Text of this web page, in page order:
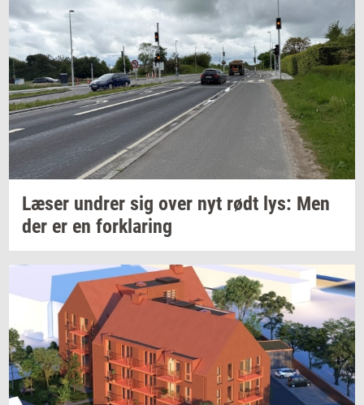
Læser un­drer sig over nyt rødt lys: Men
der er en for­kla­ring